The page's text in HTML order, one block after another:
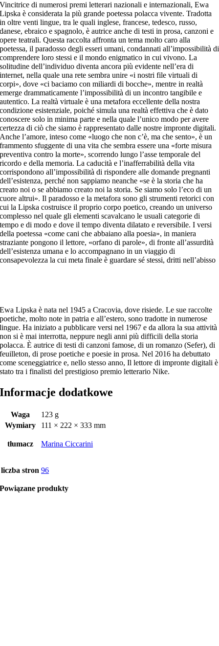
Vincitrice di numerosi premi letterari nazionali e internazionali, Ewa
Lipska è considerata la più grande poetessa polacca vivente. Tradotta
in oltre venti lingue, tra le quali inglese, francese, tedesco, russo,
danese, ebraico e spagnolo, è autrice anche di testi in prosa, canzoni e
opere teatrali. Questa raccolta affronta un tema molto caro alla
poetessa, il paradosso degli esseri umani, condannati all’impossibilità di
comprendere loro stessi e il mondo enigmatico in cui vivono. La
solitudine dell’individuo diventa ancora più evidente nell’era di
internet, nella quale una rete sembra unire «i nostri file virtuali di
corpi», dove «ci baciamo con miliardi di bocche», mentre in realtà
emerge drammaticamente l’impossibilità di un incontro tangibile e
autentico. La realtà virtuale è una metafora eccellente della nostra
condizione esistenziale, poiché simula una realtà effettiva che è dato
conoscere solo in minima parte e nella quale l’unico modo per avere
certezza di ciò che siamo è rappresentato dalle nostre impronte digitali.
Anche l’amore, inteso come «luogo che non c’è, ma che sento», è un
frammento sfuggente di una vita che sembra essere una «forte misura
preventiva contro la morte», scorrendo lungo l’asse temporale del
ricordo e della memoria. La caducità e l’inafferrabilità della vita
corrispondono all’impossibilità di rispondere alle domande pregnanti
dell’esistenza, perché non sappiamo neanche «se è la storia che ha
creato noi o se abbiamo creato noi la storia. Se siamo solo l’eco di un
cuore altrui». Il paradosso e la metafora sono gli strumenti retorici con
cui la Lipska costruisce il proprio corpo poetico, creando un universo
complesso nel quale gli elementi scavalcano le usuali categorie di
tempo e di modo e dove il tempo diventa dilatato e reversibile. I versi
della poetessa «come cani che abbaiano alla poesia», in maniera
straziante pongono il lettore, «orfano di parole», di fronte all’assurdità
dell’esistenza umana e lo accompagnano in un viaggio di
consapevolezza la cui meta finale è guardare sé stessi, dritti nell’abisso
Ewa Lipska è nata nel 1945 a Cracovia, dove risiede. Le sue raccolte
poetiche, molto note in patria e all’estero, sono tradotte in numerose
lingue. Ha iniziato a pubblicare versi nel 1967 e da allora la sua attività
non si è mai interrotta, neppure negli anni più difficili della storia
polacca. È autrice di testi di canzoni famose, di un romanzo (Sefer), di
feuilleton, di prose poetiche e poesie in prosa. Nel 2016 ha debuttato
come sceneggiatrice e, nello stesso anno, Il lettore di impronte digitali è
stato tra i finalisti del prestigioso premio letterario Nike.
Informacje dodatkowe
Waga
123 g
Wymiary
111 × 222 × 333 mm
tłumacz Marina Ciccarini
liczba stron 96
Powiązane produkty